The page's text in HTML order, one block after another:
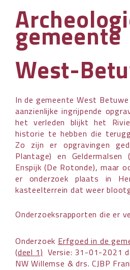
gemeente
West-
In de gemeente West
aanzienlijke ingrijpende
het verleden blijkt het
historie te hebben die
Zo zijn er opgravingen
Plantage) en Geldermalsen
Enspijk (De Rotonde), maar
er onderzoek plaats in
kasteelterrein dat weer
Onderzoeksrapporten die er
Onderzoek Erfgoed in de
(deel 1) Versie: 31-01-2021
NW Willemse & drs. CJBP